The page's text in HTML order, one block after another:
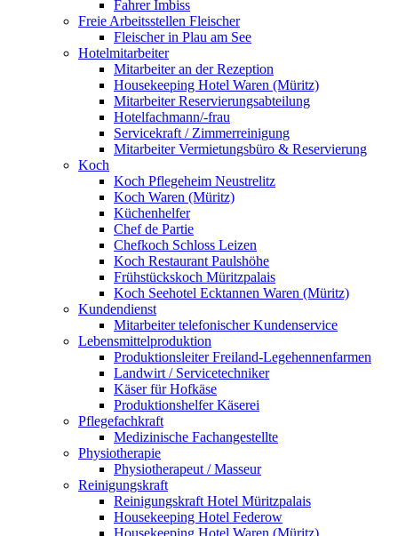
Fahrer Imbiss
Freie Arbeitsstellen Fleischer
Fleischer in Plau am See
Hotelmitarbeiter
Mitarbeiter an der Rezeption
Housekeeping Hotel Waren (Müritz)
Mitarbeiter Reservierungsabteilung
Hotelfachmann/-frau
Servicekraft / Zimmerreinigung
Mitarbeiter Vermietungsbüro & Reservierung
Koch
Koch Pflegeheim Neustrelitz
Koch Waren (Müritz)
Küchenhelfer
Chef de Partie
Chefkoch Schloss Leizen
Koch Restaurant Paulshöhe
Frühstückskoch Müritzpalais
Koch Seehotel Ecktannen Waren (Müritz)
Kundendienst
Mitarbeiter telefonischer Kundenservice
Lebensmittelproduktion
Produktionsleiter Freiland-Legehennenfarmen
Landwirt / Servicetechniker
Käser für Hofkäse
Produktionshelfer Käserei
Pflegefachkraft
Medizinische Fachangestellte
Physiotherapie
Physiotherapeut / Masseur
Reinigungskraft
Reinigungskraft Hotel Müritzpalais
Housekeeping Hotel Federow
Housekeeping Hotel Waren (Müritz)